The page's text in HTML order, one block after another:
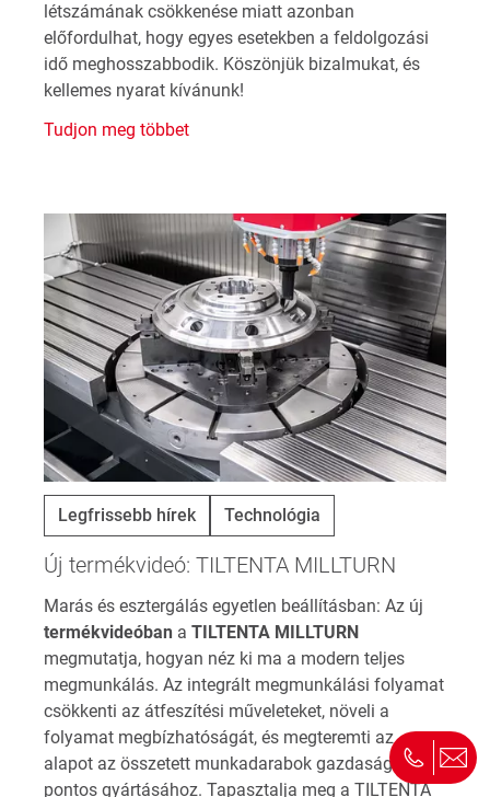
létszámának csökkenése miatt azonban
előfordulhat, hogy egyes esetekben a feldolgozási
idő meghosszabbodik. Köszönjük bizalmukat, és
kellemes nyarat kívánunk!
Tudjon meg többet
Legfrissebb hírek Technológia
Új termékvideó: TILTENTA MILLTURN
Marás és esztergálás egyetlen beállításban: Az új
termékvideóban a TILTENTA MILLTURN
megmutatja, hogyan néz ki ma a modern teljes
megmunkálás. Az integrált megmunkálási folyamat
csökkenti az átfeszítési műveleteket, növeli a
folyamat megbízhatóságát, és megteremti az
alapot az összetett munkadarabok gazdaságos és
pontos gyártásához. Tapasztalja meg a TILTENTA